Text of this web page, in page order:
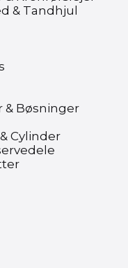
& Tandhjul
& Bøsninger
Cylinder